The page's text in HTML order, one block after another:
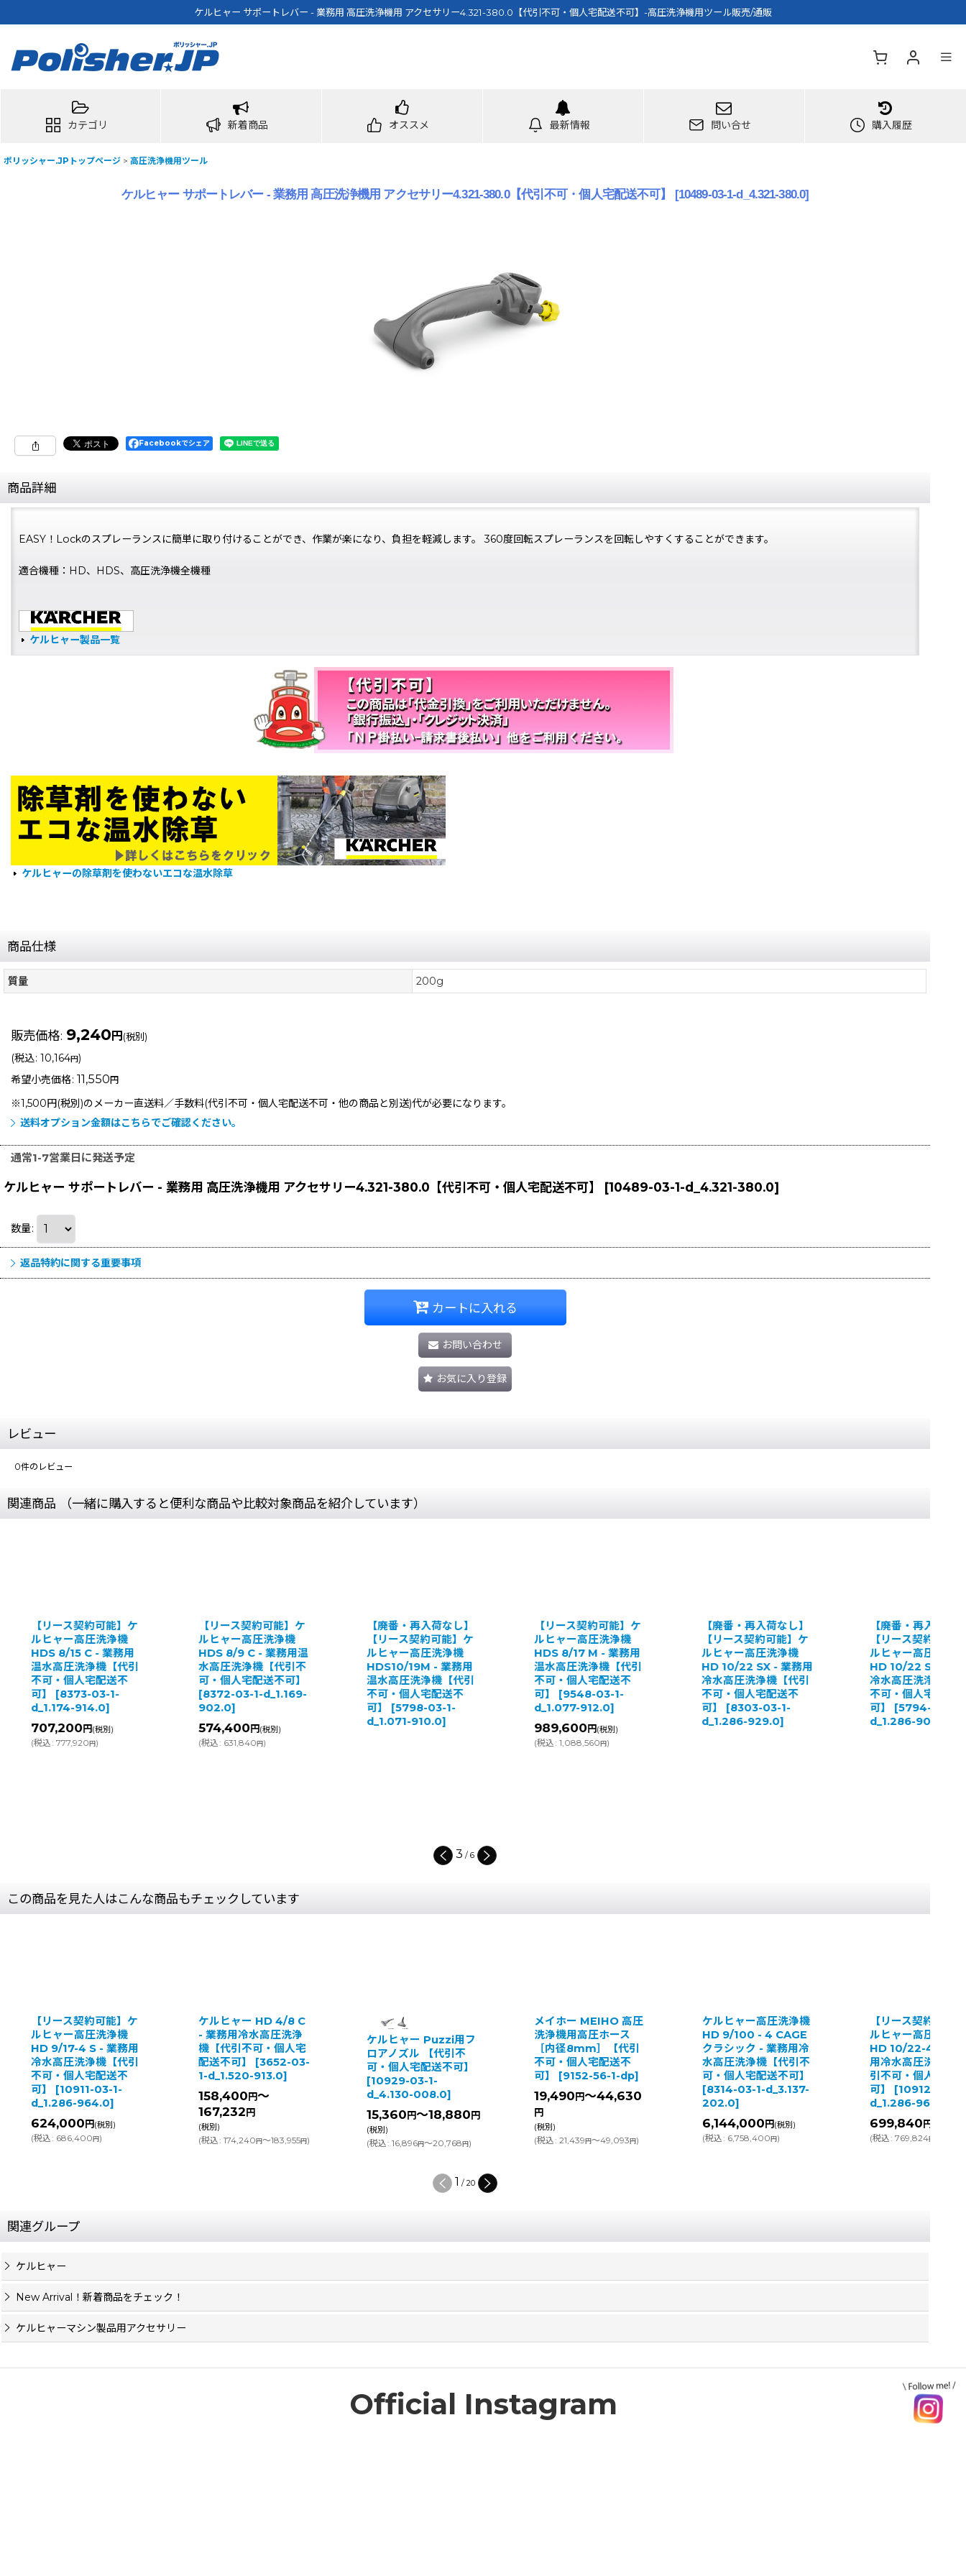
ケルヒャー サポートレバー - 業務用 高圧洗浄機用 アクセサリー4.321-380.0【代引不可・個人宅配送不可】-高圧洗浄機用ツール販売/通販
カテゴリ 新着商品 オススメ 最新情報 問い合せ 購入履歴
ポリッシャー.JPトップページ > 高圧洗浄機用ツール
ケルヒャー サポートレバー - 業務用 高圧洗浄機用 アクセサリー4.321-380.0【代引不可・個人宅配送不可】 [10489-03-1-d_4.321-380.0]
Facebookでシェア
商品詳細
EASY！Lockのスプレーランスに簡単に取り付けることができ、作業が楽になり、負担を軽減します。 360度回転スプレーランスを回転しやすくすることができます。
適合機種：HD、HDS、高圧洗浄機全機種
ケルヒャー製品一覧
ケルヒャーの除草剤を使わないエコな温水除草
商品仕様
質量 200g
販売価格: 9,240円(税別)
(税込: 10,164円)
希望小売価格: 11,550 円
※1,500円(税別)のメーカー直送料／手数料(代引不可・個人宅配送不可・他の商品と別送)代が必要になります。
送料オプション金額はこちらでご確認ください。
通常1-7営業日に発送予定
ケルヒャー サポートレバー - 業務用 高圧洗浄機用 アクセサリー4.321-380.0【代引不可・個人宅配送不可】 [10489-03-1-d_4.321-380.0]
数量:
返品特約に関する重要事項
カートに入れる
お問い合わせ
お気に入り登録
レビュー
0件のレビュー
関連商品 （一緒に購入すると便利な商品や比較対象商品を紹介しています）
【リース契約可能】ケ
ルヒャー高圧洗浄機
HDS 8/15 C - 業務用
温水高圧洗浄機【代引
不可・個人宅配送不
可】
[8373-03-1-
d_1.174-914.0]
707,200円(税別)
(税込 : 777,920円)
【リース契約可能】ケ
ルヒャー高圧洗浄機
HDS 8/9 C - 業務用温
水高圧洗浄機【代引不
可・個人宅配送不可】
[8372-03-1-d_1.169-
902.0]
574,400円(税別)
(税込 : 631,840円)
【廃番・再入荷なし】
【リース契約可能】ケ
ルヒャー高圧洗浄機
HDS10/19M - 業務用
温水高圧洗浄機【代引
不可・個人宅配送不
可】
[5798-03-1-
d_1.071-910.0]
【リース契約可能】ケ
ルヒャー高圧洗浄機
HDS 8/17 M - 業務用
温水高圧洗浄機【代引
不可・個人宅配送不
可】
[9548-03-1-
d_1.077-912.0]
989,600円(税別)
(税込 : 1,088,560円)
【廃番・再入荷なし】
【リース契約可能】ケ
ルヒャー高圧洗浄機
HD 10/22 SX - 業務用
冷水高圧洗浄機【代引
不可・個人宅配送不
可】
[8303-03-1-
d_1.286-929.0]
【廃番・再入荷な
【リース契約可能
ルヒャー高圧洗浄機
HD 10/22 S - 業務
冷水高圧洗浄機【
不可・個人宅配送不
可】
[5794-03-1-
d_1.286-906.0
3 / 6
この商品を見た人はこんな商品もチェックしています
務用
代引
ケルヒャー HD 4/8 C
- 業務用冷水高圧洗浄
機【代引不可・個人宅
配送不可】
3652-03-
1-d_1.520-913.0
158,400
167,232
(税別)
(税込 円)
ケルヒャー Puzzi用フ
ロアノズル 【代引不
可・個人宅配送不可】
[10929-03-1-
d_4.130-008.0
円
(税込: 16,896
メイホー MEIHO 高圧
洗浄機用高圧ホース
［内径8mm］【代引
不可・個人宅配送不
可】
9152-56-1-dp
19,490 ～44,630
円
(税込: 21,439
ケルヒャー高圧洗浄機
HD 9/100 - 4 CAGE
クラシック - 業務用冷
水高圧洗浄機【代引不
可・個人宅配送不可】
8314-03-1-d_3.137-
202.0]
(税込: 6,758,400
【リース契約可能】ケ
ルヒャー高圧洗浄機
HD 10/22-4 S - 業務
用冷水高圧洗浄機【代
引不可・個人宅配送不
可】 [10912-03-1-
699,840
(税込
2 /20
関連グループ
ケルヒャー
New Arrival！新着商品をチェック！
ケルヒャーマシン製品用アクセサリー
Official Instagram